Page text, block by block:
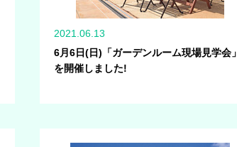
2021.06.13
6月6日(日)「ガーデンルーム現場見学会」
を開催しました!